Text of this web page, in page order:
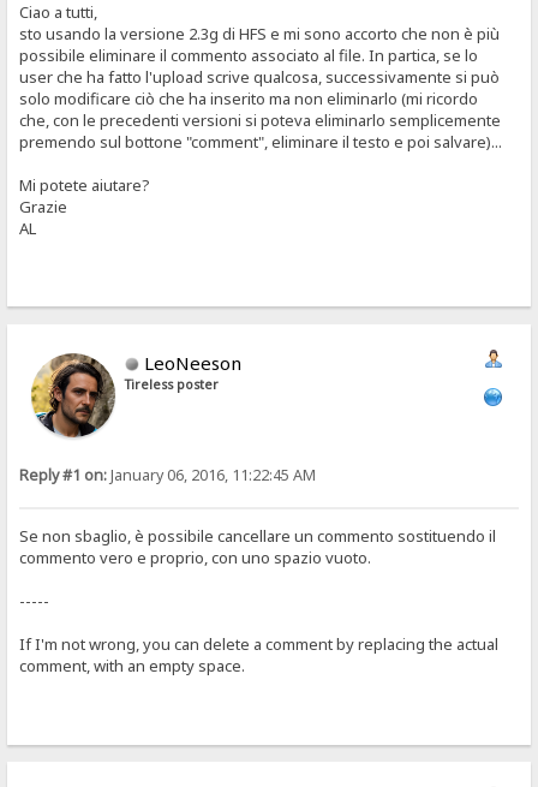
Ciao a tutti,
sto usando la versione 2.3g di HFS e mi sono accorto che non è più
possibile eliminare il commento associato al file. In partica, se lo
user che ha fatto l'upload scrive qualcosa, successivamente si può
solo modificare ciò che ha inserito ma non eliminarlo (mi ricordo
che, con le precedenti versioni si poteva eliminarlo semplicemente
premendo sul bottone "comment", eliminare il testo e poi salvare)...
Mi potete aiutare?
Grazie
AL
LeoNeeson
Tireless poster
Reply #1 on:January 06, 2016, 11:22:45 AM
Se non sbaglio, è possibile cancellare un commento sostituendo il
commento vero e proprio, con uno spazio vuoto.
-----
If I'm not wrong, you can delete a comment by replacing the actual
comment, with an empty space.